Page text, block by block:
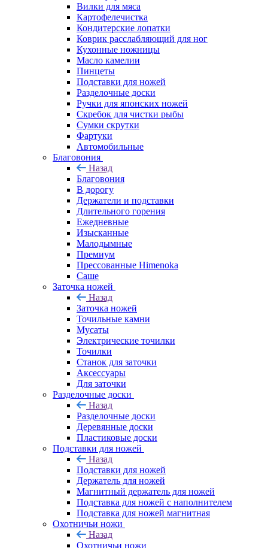
Вилки для мяса
Картофелечистка
Кондитерские лопатки
Коврик расслабляющий для ног
Кухонные ножницы
Масло камелии
Пинцеты
Подставки для ножей
Разделочные доски
Ручки для японских ножей
Скребок для чистки рыбы
Сумки скрутки
Фартуки
Автомобильные
Благовония
Назад
Благовония
В дорогу
Держатели и подставки
Длительного горения
Ежедневные
Изысканные
Малодымные
Премиум
Прессованные Himenoka
Саше
Заточка ножей
Назад
Заточка ножей
Точильные камни
Мусаты
Электрические точилки
Точилки
Станок для заточки
Аксессуары
Для заточки
Разделочные доски
Назад
Разделочные доски
Деревянные доски
Пластиковые доски
Подставки для ножей
Назад
Подставки для ножей
Держатель для ножей
Магнитный держатель для ножей
Подставка для ножей с наполнителем
Подставка для ножей магнитная
Охотничьи ножи
Назад
Охотничьи ножи